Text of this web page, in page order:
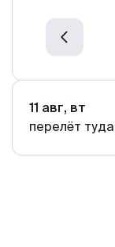
11 авг, вт
перелёт туда